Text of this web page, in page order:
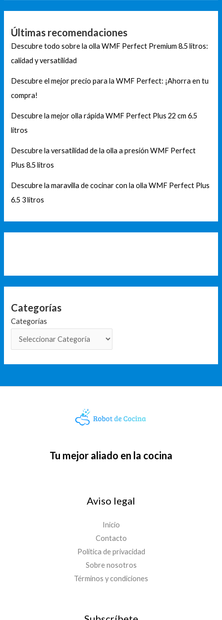
Últimas recomendaciones
Descubre todo sobre la olla WMF Perfect Premium 8.5 litros:
calidad y versatilidad
Descubre el mejor precio para la WMF Perfect: ¡Ahorra en tu
compra!
Descubre la mejor olla rápida WMF Perfect Plus 22 cm 6.5
litros
Descubre la versatilidad de la olla a presión WMF Perfect
Plus 8.5 litros
Descubre la maravilla de cocinar con la olla WMF Perfect Plus
6.5 3 litros
Categorías
Categorías
Tu mejor aliado en la cocina
Aviso legal
Inicio
Contacto
Política de privacidad
Sobre nosotros
Términos y condiciones